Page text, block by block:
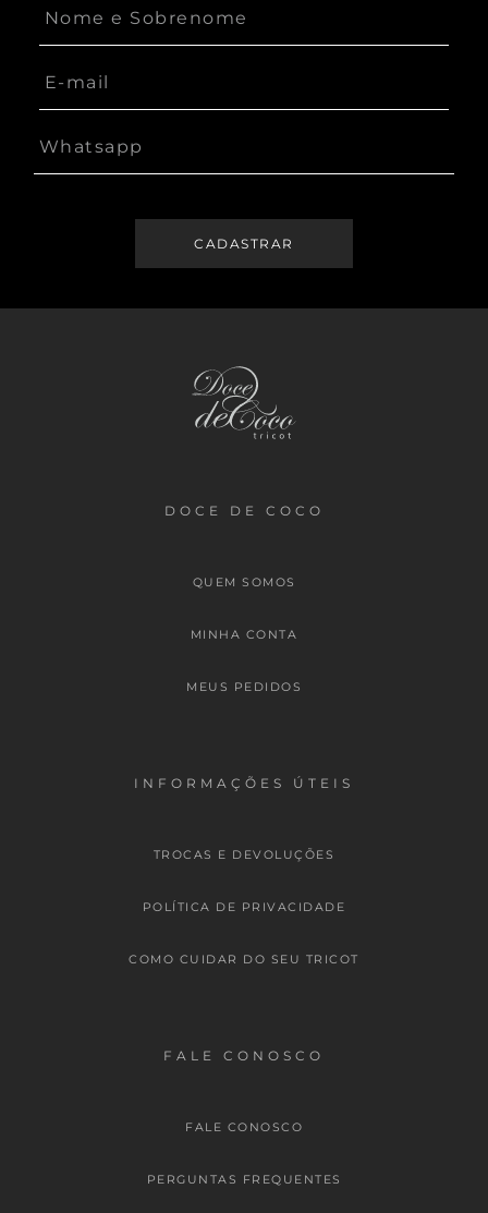
DOCE DE COCO
QUEM SOMOS
MINHA CONTA
MEUS PEDIDOS
INFORMAÇÕES ÚTEIS
TROCAS E DEVOLUÇÕES
POLÍTICA DE PRIVACIDADE
COMO CUIDAR DO SEU TRICOT
FALE CONOSCO
FALE CONOSCO
PERGUNTAS FREQUENTES